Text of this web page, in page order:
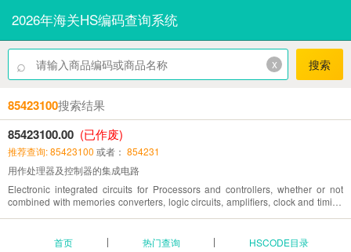
2026年海关HS编码查询系统
⌕ x 搜索
85423100搜索结果
85423100.00 (已作废)
推荐查询: 85423100 或者： 854231
用作处理器及控制器的集成电路
Electronic integrated circuits for Processors and controllers, whether or not
combined with memories converters, logic circuits, amplifiers, clock and timing
首页 热门查询 HSCODE目录